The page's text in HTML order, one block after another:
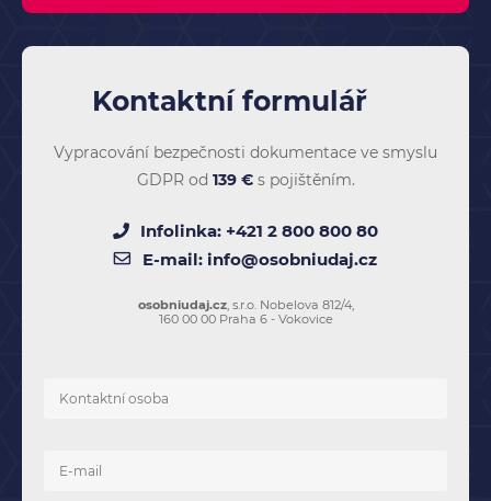
Kontaktní formulář
Vypracování bezpečnosti dokumentace ve smyslu
GDPR od 139 € s pojištěním.
Infolinka: +421 2 800 800 80
E-mail: info@osobniudaj.cz
osobniudaj.cz, s.r.o. Nobelova 812/4,
160 00 00 Praha 6 - Vokovice